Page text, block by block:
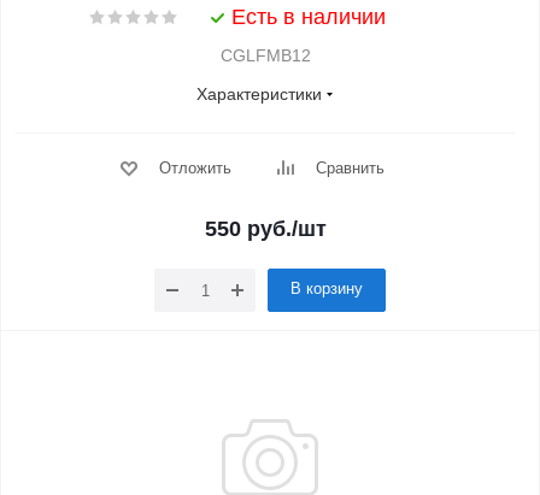
Есть в наличии
CGLFMB12
Характеристики
Отложить Сравнить
550 руб./шт
В корзину